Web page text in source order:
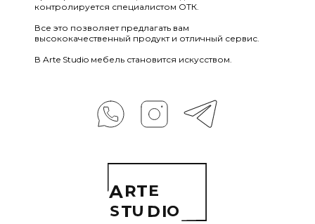
контролируется специалистом ОТК.
Все это позволяет предлагать вам
высококачественный продукт и отличный сервис.
В Arte Studio мебель становится искусством.